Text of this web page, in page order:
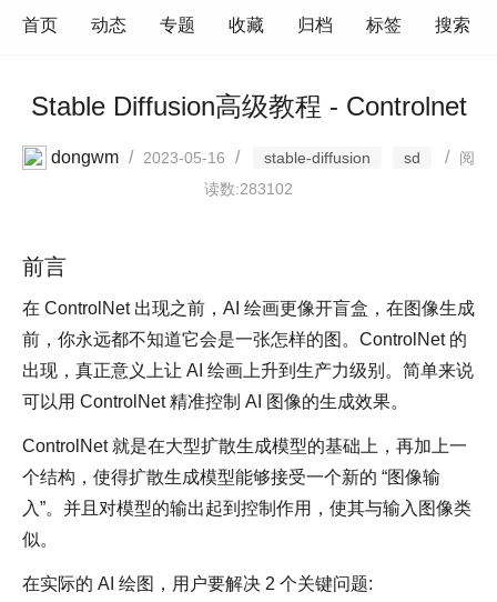
首页 动态 专题 收藏 归档 标签 搜索
Stable Diffusion高级教程 - Controlnet
dongwm / 2023-05-16 / stable-diffusion sd /
阅
读数:283102
前言
在 ControlNet 出现之前，AI 绘画更像开盲盒，在图像生成
前，你永远都不知道它会是一张怎样的图。ControlNet 的
出现，真正意义上让 AI 绘画上升到生产力级别。简单来说
可以用 ControlNet 精准控制 AI 图像的生成效果。
ControlNet 就是在大型扩散生成模型的基础上，再加上一
个结构，使得扩散生成模型能够接受一个新的 “图像输
入”。并且对模型的输出起到控制作用，使其与输入图像类
似。
在实际的 AI 绘图，用户要解决 2 个关键问题: